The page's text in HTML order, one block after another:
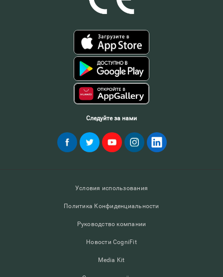
Следуйте за нами
Условия использования
Политика Конфиденциальности
Руководство компании
Новости CogniFit
Media Kit